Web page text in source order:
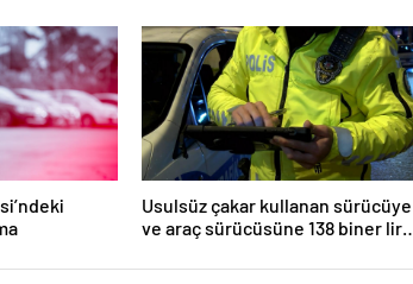
Usulsüz çakar kullanan sürücüye
ve araç sürücüsüne 138 biner lira